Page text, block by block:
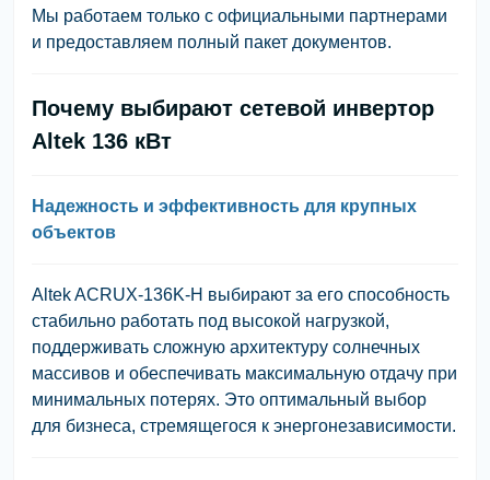
Мы работаем только с официальными партнерами
и предоставляем полный пакет документов.
Почему выбирают сетевой инвертор
Altek 136 кВт
Надежность и эффективность для крупных
объектов
Altek ACRUX-136K-H выбирают за его способность
стабильно работать под высокой нагрузкой,
поддерживать сложную архитектуру солнечных
массивов и обеспечивать максимальную отдачу при
минимальных потерях. Это оптимальный выбор
для бизнеса, стремящегося к энергонезависимости.